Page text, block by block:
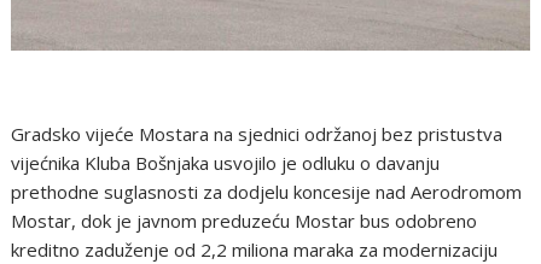
Gradsko vijeće Mostara na sjednici održanoj bez pristustva
vijećnika Kluba Bošnjaka usvojilo je odluku o davanju
prethodne suglasnosti za dodjelu koncesije nad Aerodromom
Mostar, dok je javnom preduzeću Mostar bus odobreno
kreditno zaduženje od 2,2 miliona maraka za modernizaciju